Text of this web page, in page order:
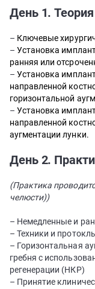
День 1. Теория
– Ключевые
– Установка
ранняя или
– Установка
направленной
горизонтальной
– Установка
направленной
аугментации лунки.
День 2.
(Практика
челюсти))
– Немедленные и
– Техники и
– Горизонтальная
гребня с
регенерации (НКР)
– Принятие